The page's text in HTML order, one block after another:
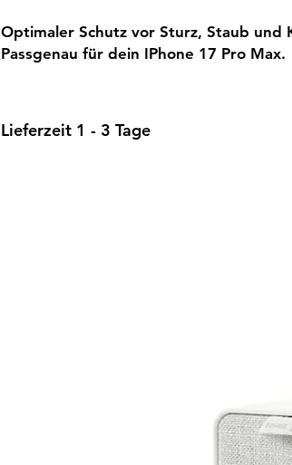
Optimaler Schutz vor Sturz, Staub und
Passgenau für dein IPhone 17 Pro Max.
Lieferzeit 1 - 3 Tage